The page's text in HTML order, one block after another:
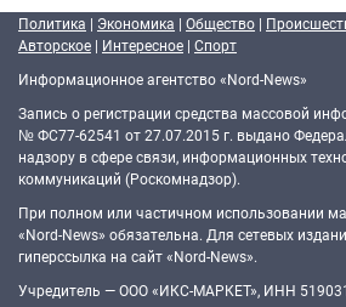
Политика | Экономика | Общество |
Авторское | Интересное | Спорт
Информационное агентство «Nord-News»
Запись о регистрации средства массовой
№ ФС77-62541 от 27.07.2015 г. выдано
надзору в сфере связи, информационных
коммуникаций (Роскомнадзор).
При полном или частичном использовании
«Nord-News» обязательна. Для сетевых
гиперссылка на сайт «Nord-News».
Учредитель — ООО «ИКС-МАРКЕТ», ИНН